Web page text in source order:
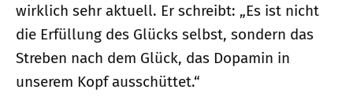
wirklich sehr aktuell. Er schreibt: „Es ist nicht
die Erfüllung des Glücks selbst, sondern das
Streben nach dem Glück, das Dopamin in
unserem Kopf ausschüttet.“